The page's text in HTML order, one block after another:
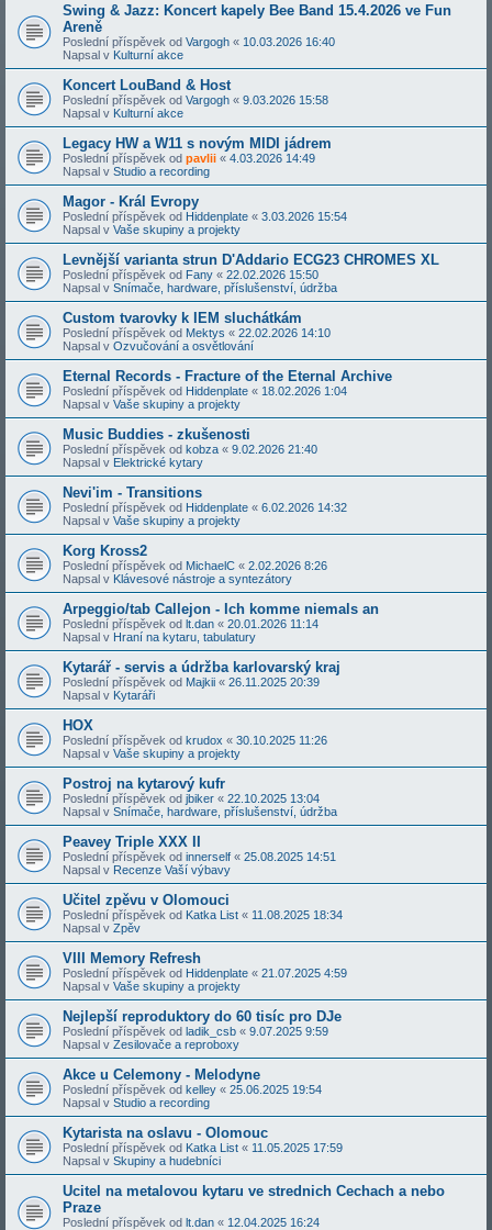
Swing & Jazz: Koncert kapely Bee Band 15.4.2026 ve Fun
Areně
Poslední příspěvek od Vargogh « 10.03.2026 16:40
Napsal v Kulturní akce
Koncert LouBand & Host
Poslední příspěvek od Vargogh « 9.03.2026 15:58
Napsal v Kulturní akce
Legacy HW a W11 s novým MIDI jádrem
Poslední příspěvek od pavlii « 4.03.2026 14:49
Napsal v Studio a recording
Magor - Král Evropy
Poslední příspěvek od Hiddenplate « 3.03.2026 15:54
Napsal v Vaše skupiny a projekty
Levnější varianta strun D'Addario ECG23 CHROMES XL
Poslední příspěvek od Fany « 22.02.2026 15:50
Napsal v Snímače, hardware, příslušenství, údržba
Custom tvarovky k IEM sluchátkám
Poslední příspěvek od Mektys « 22.02.2026 14:10
Napsal v Ozvučování a osvětlování
Eternal Records - Fracture of the Eternal Archive
Poslední příspěvek od Hiddenplate « 18.02.2026 1:04
Napsal v Vaše skupiny a projekty
Music Buddies - zkušenosti
Poslední příspěvek od kobza « 9.02.2026 21:40
Napsal v Elektrické kytary
Nevi'im - Transitions
Poslední příspěvek od Hiddenplate « 6.02.2026 14:32
Napsal v Vaše skupiny a projekty
Korg Kross2
Poslední příspěvek od MichaelC « 2.02.2026 8:26
Napsal v Klávesové nástroje a syntezátory
Arpeggio/tab Callejon - Ich komme niemals an
Poslední příspěvek od lt.dan « 20.01.2026 11:14
Napsal v Hraní na kytaru, tabulatury
Kytarář - servis a údržba karlovarský kraj
Poslední příspěvek od Majkii « 26.11.2025 20:39
Napsal v Kytaráři
HOX
Poslední příspěvek od krudox « 30.10.2025 11:26
Napsal v Vaše skupiny a projekty
Postroj na kytarový kufr
Poslední příspěvek od jbiker « 22.10.2025 13:04
Napsal v Snímače, hardware, příslušenství, údržba
Peavey Triple XXX II
Poslední příspěvek od innerself « 25.08.2025 14:51
Napsal v Recenze Vaší výbavy
Učitel zpěvu v Olomouci
Poslední příspěvek od Katka List « 11.08.2025 18:34
Napsal v Zpěv
VIII Memory Refresh
Poslední příspěvek od Hiddenplate « 21.07.2025 4:59
Napsal v Vaše skupiny a projekty
Nejlepší reproduktory do 60 tisíc pro DJe
Poslední příspěvek od ladik_csb « 9.07.2025 9:59
Napsal v Zesilovače a reproboxy
Akce u Celemony - Melodyne
Poslední příspěvek od kelley « 25.06.2025 19:54
Napsal v Studio a recording
Kytarista na oslavu - Olomouc
Poslední příspěvek od Katka List « 11.05.2025 17:59
Napsal v Skupiny a hudebníci
Ucitel na metalovou kytaru ve strednich Cechach a nebo
Praze
Poslední příspěvek od lt.dan « 12.04.2025 16:24